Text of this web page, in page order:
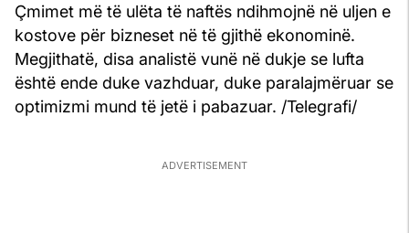
Çmimet më të ulëta të naftës ndihmojnë në uljen e
kostove për bizneset në të gjithë ekonominë.
Megjithatë, disa analistë vunë në dukje se lufta
është ende duke vazhduar, duke paralajmëruar se
optimizmi mund të jetë i pabazuar. /Telegrafi/